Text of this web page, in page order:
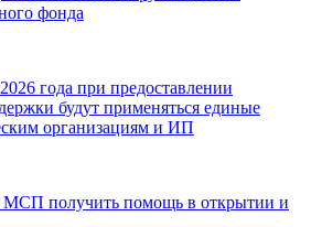
фонда
года при предоставлении
будут применяться единые
организациям и ИП
МСП получить помощь в открытии и